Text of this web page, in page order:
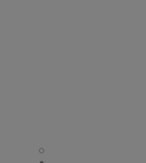
ROUGE ALLURE L'EXTRAIT -